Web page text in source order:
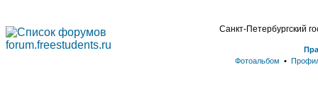
Санкт-Петербургский
Фотоальбом •